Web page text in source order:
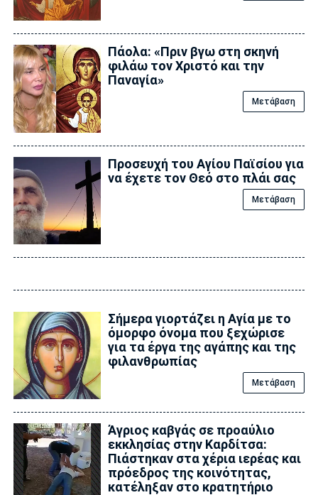
Πάολα: «Πριν βγω στη σκηνή
φιλάω τον Χριστό και την
Παναγία»
Μετάβαση
Προσευχή του Αγίου Παϊσίου για
να έχετε τον Θεό στο πλάι σας
Μετάβαση
Σήμερα γιορτάζει η Αγία με το
όμορφο όνομα που ξεχώρισε
για τα έργα της αγάπης και της
φιλανθρωπίας
Μετάβαση
Άγριος καβγάς σε προαύλιο
εκκλησίας στην Καρδίτσα:
Πιάστηκαν στα χέρια ιερέας και
πρόεδρος της κοινότητας,
κατέληξαν στο κρατητήριο